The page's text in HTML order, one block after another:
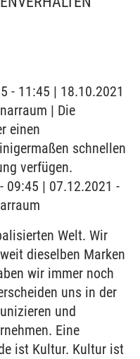
- 11:45 | 18.10.2021
| Die
einen
schnellen
verfügen.
09:45 | 07.12.2021 -
Welt. Wir
dieselben Marken
wir immer noch
uns in der
und
Eine
ist Kultur. Kultur ist